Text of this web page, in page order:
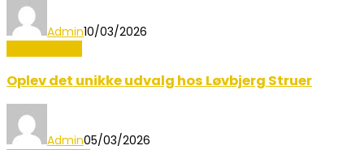
Admin10/03/2026
Oplev det unikke udvalg hos Løvbjerg Struer
Admin05/03/2026